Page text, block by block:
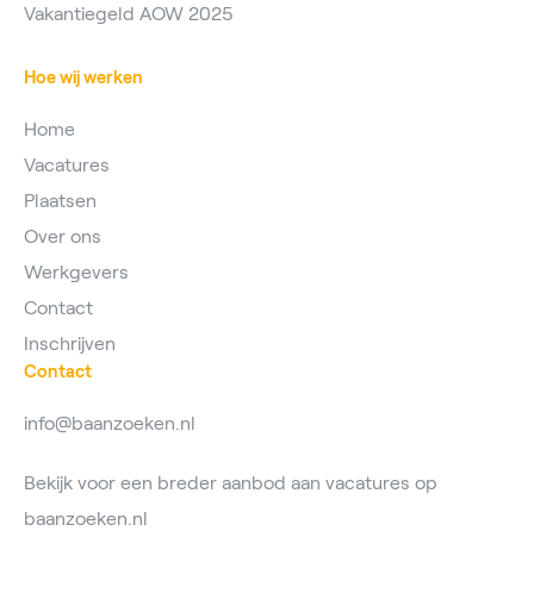
Vakantiegeld AOW 2025
Hoe wij werken
Home
Vacatures
Plaatsen
Over ons
Werkgevers
Contact
Inschrijven
Contact
info@baanzoeken.nl
Bekijk voor een breder aanbod aan vacatures op
baanzoeken.nl